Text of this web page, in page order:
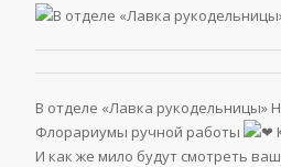
В отделе «Лавка рукодельницы»
Флорариумы ручной работы
И как же мило будут смотреть